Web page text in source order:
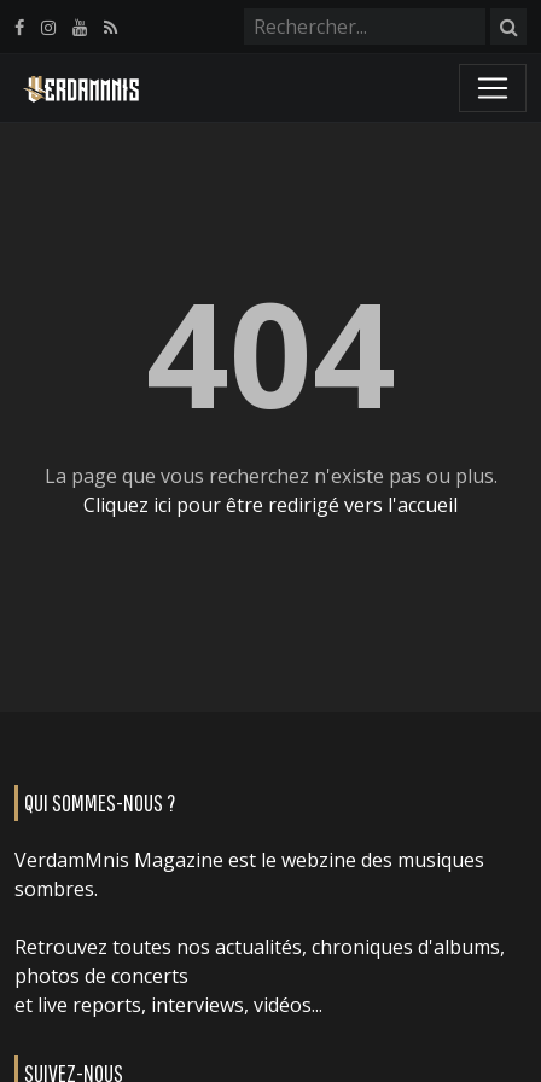
404
La page que vous recherchez n'existe pas ou plus.
Cliquez ici pour être redirigé vers l'accueil
QUI SOMMES-NOUS ?
VerdamMnis Magazine est le webzine des musiques
sombres.
Retrouvez toutes nos actualités, chroniques d'albums,
photos de concerts
et live reports, interviews, vidéos...
SUIVEZ-NOUS
Panneau de gestion des cookies